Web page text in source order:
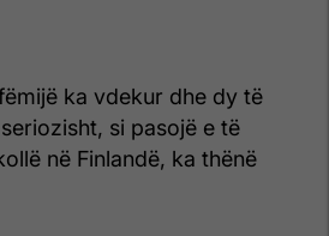
ka vdekur dhe dy të
si pasojë e të
në Finlandë, ka thënë